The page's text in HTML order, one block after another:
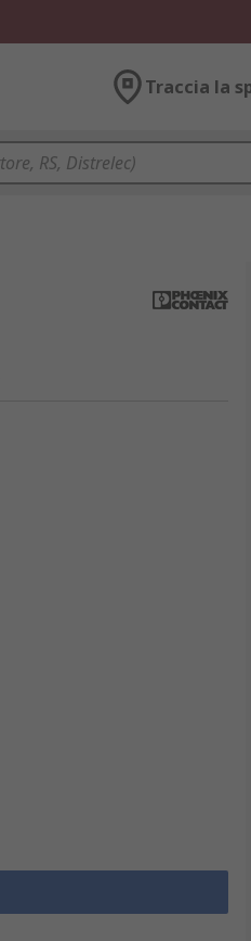
Traccia la